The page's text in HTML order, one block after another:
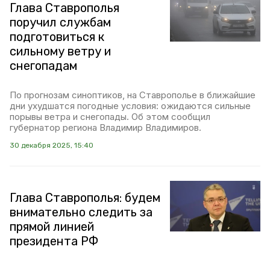
Глава Ставрополья
поручил службам
подготовиться к
сильному ветру и
снегопадам
По прогнозам синоптиков, на Ставрополье в ближайшие
дни ухудшатся погодные условия: ожидаются сильные
порывы ветра и снегопады. Об этом сообщил
губернатор региона Владимир Владимиров.
30 декабря 2025, 15:40
Глава Ставрополья: будем
внимательно следить за
прямой линией
президента РФ